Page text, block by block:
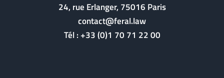
24, rue Erlanger, 75016 Paris
contact@feral.law
Tél :+33 (0)1 70 71 22 00